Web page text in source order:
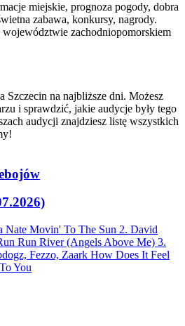
miejskie, prognoza pogody, dobra
zabawa, konkursy, nagrody.
województwie zachodniopomorskiem
Szczecin na najbliższe dni. Możesz
i sprawdzić, jakie audycje były tego
audycji znajdziesz listę wszystkich
Nate Movin' To The Sun 2. David
Run River (Angels Above Me) 3.
Fezzo, Zaark How Does It Feel
You